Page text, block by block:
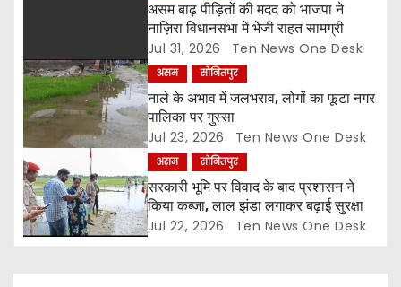
i
o
n
असम बाढ़ पीड़ितों की मदद को भाजपा ने
नाज़िरा विधानसभा में भेजी राहत सामग्री
Jul 31, 2026 Ten News One Desk
असम सोनितपुर
नाले के अभाव में जलभराव, लोगों का फूटा नगर
पालिका पर गुस्सा
Jul 23, 2026 Ten News One Desk
असम सोनितपुर
सरकारी भूमि पर विवाद के बाद प्रशासन ने
किया कब्जा, लाल झंडा लगाकर बढ़ाई सुरक्षा
Jul 22, 2026 Ten News One Desk